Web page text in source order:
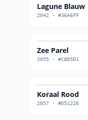
Lagune Blauw
2042 · #36A6FF
Zee Parel
2055 · #C8D5D1
Koraal Rood
2057 · #D5122E